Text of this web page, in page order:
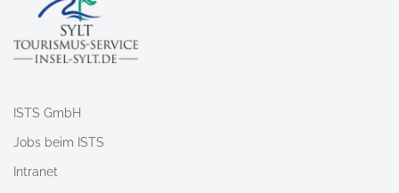
ISTS GmbH
Jobs beim ISTS
Intranet